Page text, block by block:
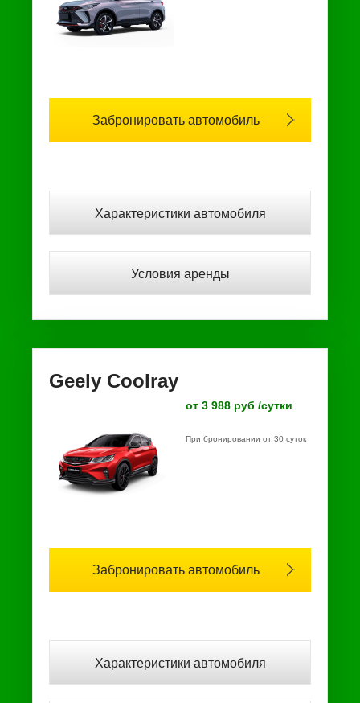
Забронировать автомобиль
Характеристики автомобиля
Условия аренды
Geely Coolray
от 3 988 руб /сутки
При бронировании от 30 суток
Забронировать автомобиль
Характеристики автомобиля